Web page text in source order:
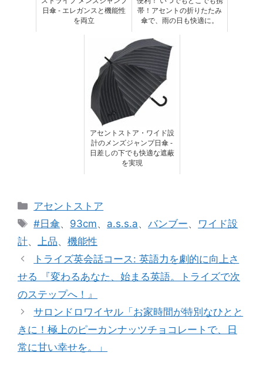
日傘 - エレガンスと機能性
を両立
帯！アセントの折りたたみ
傘で、雨の日も快適に。
アセントストア・ワイド設
計のメンズジャンプ日傘 -
日差しの下でも快適な遮蔽
を実現
カ
テ
リ
ー
アセントストア
タ
グ
#日傘、 93cm、 a.s.s.a、バンブー、 ワイド設
計、 上品、 機能性
トライズ英会話コース: 英語力を劇的に向上さ
せる 『変わるあなた、始まる英語。トライズで次
のステップへ！』
サロンドロワイヤル「お家時間が特別なひとと
きに！極上のピーカンナッツチョコレートで、日
常に甘い幸せを。」